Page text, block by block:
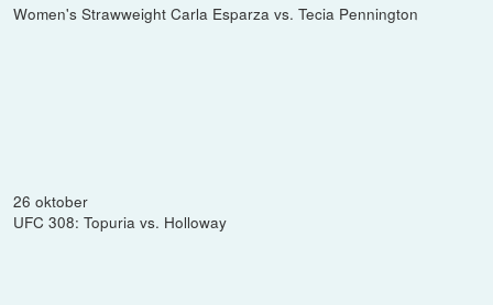
Women's Strawweight Carla Esparza vs. Tecia Pennington
26 oktober
UFC 308: Topuria vs. Holloway